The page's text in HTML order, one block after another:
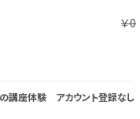
￥0
講座体験 アカウント登録なし